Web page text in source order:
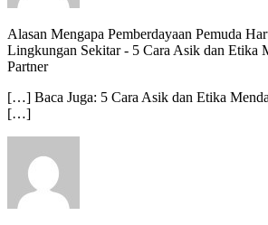
Alasan Mengapa Pemberdayaan Pemuda
Lingkungan Sekitar- 5 Cara Asik dan Etika
Partner
[…] Baca Juga: 5 Cara Asik dan Etika
[…]